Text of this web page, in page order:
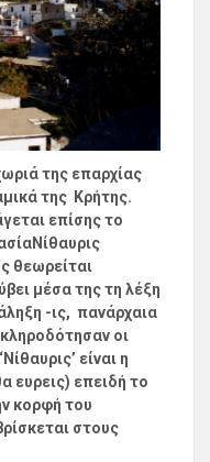
της επαρχίας
της Κρήτης.
επίσης το
θεωρείται
μέσα της τη λέξη
-ις, πανάρχαια
οι
είναι η
ευρεις) επειδή το
κορφή του
στους